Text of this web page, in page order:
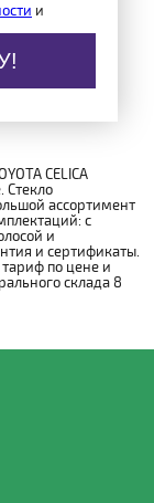
и
CELICA
Стекло
ассортимент
с
и
и сертификаты.
по цене и
склада 8